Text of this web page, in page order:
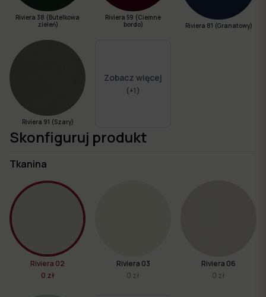
Riviera 38 (Butelkowa
zieleń)
Riviera 59 (Ciemne
bordo)
Riviera 81 (Granatowy)
Riviera 91 (Szary)
Zobacz więcej
(+1)
Skonfiguruj produkt
Tkanina
Riviera 02
0 zł
Riviera 03
0 zł
Riviera 06
0 zł